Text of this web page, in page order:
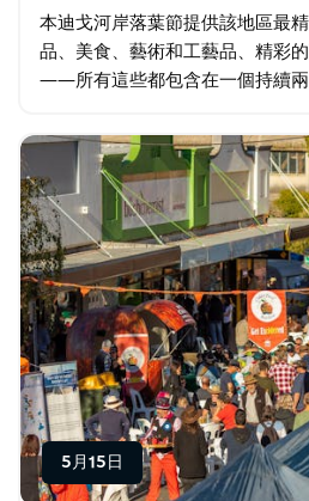
本迪戈河岸落葉節提供該地區最
品、美食、藝術和工藝品、精彩
——所有這些都包含在一個持續
季…
5月15日